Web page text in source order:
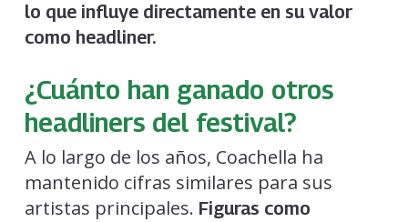
lo que influye directamente en su valor
como headliner.
¿Cuánto han ganado otros
headliners del festival?
A lo largo de los años, Coachella ha
mantenido cifras similares para sus
artistas principales. Figuras como